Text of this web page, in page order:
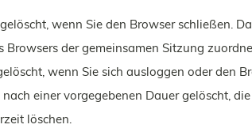
wenn Sie den Browser schließen.
Browsers der gemeinsamen Sitzung
wenn Sie sich ausloggen oder den
einer vorgegebenen Dauer gelöscht,
löschen.